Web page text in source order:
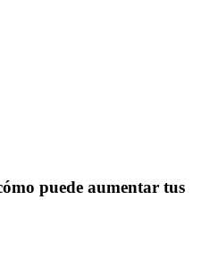
puede aumentar tus